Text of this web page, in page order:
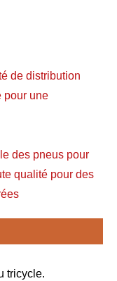
de distribution
pour une
des pneus pour
qualité pour des
tricycle.